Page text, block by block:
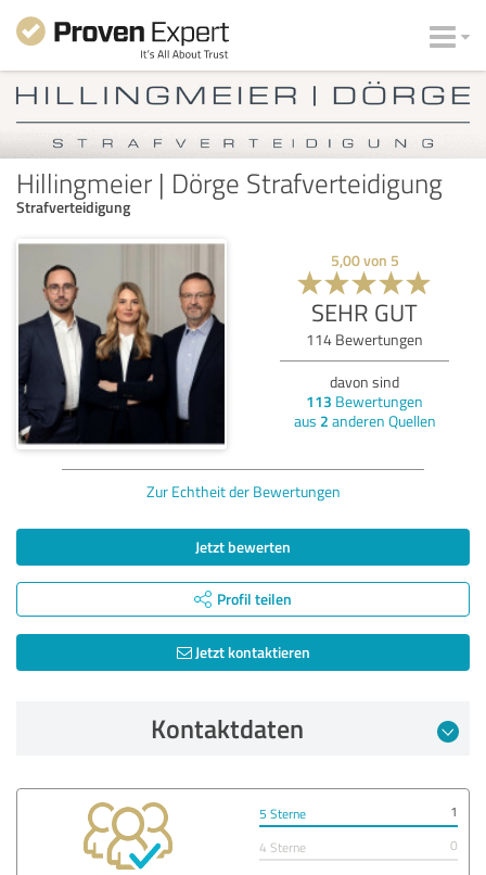
Hillingmeier | Dörge Strafverteidigung
Strafverteidigung
5,00von 5
SEHR GUT
114 Bewertungen
davon sind
113 Bewertungen
aus 2 anderen Quellen
Zur Echtheit der Bewertungen
Jetzt bewerten
Profil teilen
Jetzt kontaktieren
Kontaktdaten
5 Sterne
1
4 Sterne
0